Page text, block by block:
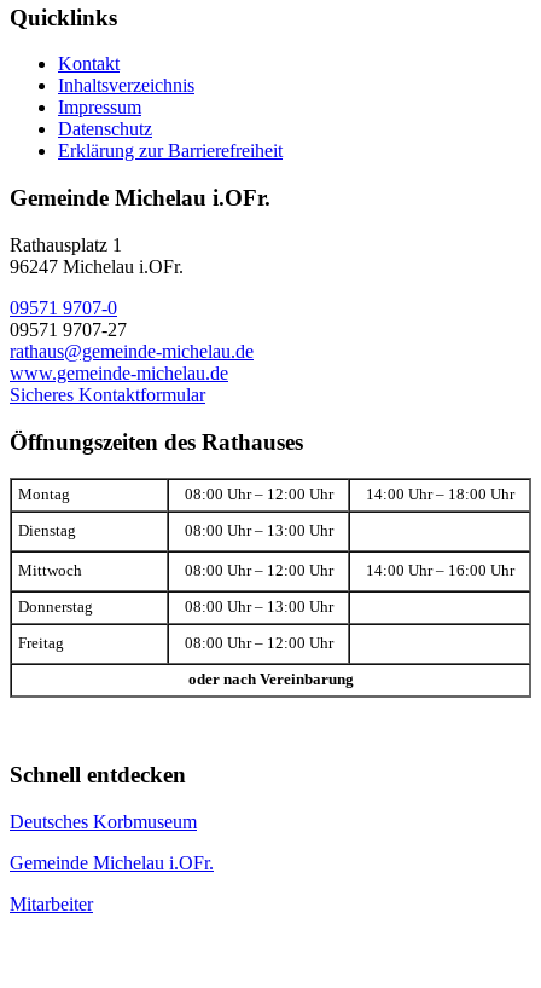
Quicklinks
Kontakt
Inhaltsverzeichnis
Impressum
Datenschutz
Erklärung zur Barrierefreiheit
Gemeinde Michelau i.OFr.
Rathausplatz 1
96247 Michelau i.OFr.
09571 9707-0
09571 9707-27
rathaus@gemeinde-michelau.de
www.gemeinde-michelau.de
Sicheres Kontaktformular
Öffnungszeiten des Rathauses
Montag 08:00 Uhr – 12:00 Uhr 14:00 Uhr – 18:00 Uhr
Dienstag 08:00 Uhr – 13:00 Uhr
Mittwoch 08:00 Uhr – 12:00 Uhr 14:00 Uhr – 16:00 Uhr
Donnerstag 08:00 Uhr – 13:00 Uhr
Freitag 08:00 Uhr – 12:00 Uhr
oder nach Vereinbarung
Schnell entdecken
Deutsches Korbmuseum
Gemeinde Michelau i.OFr.
Mitarbeiter